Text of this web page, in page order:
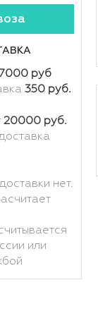
руб
350 руб.
20000 руб.
нет.
или